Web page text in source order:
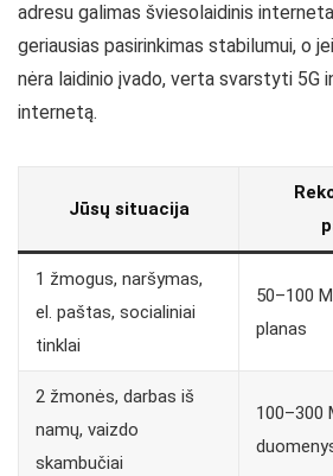
adresu galimas šviesolaidinis
geriausias pasirinkimas stabilumui, o
nėra laidinio įvado, verta svarstyti 5G
internetą.
Jūsų situacija
1 žmogus, naršymas,
el. paštas, socialiniai
tinklai
50–100
planas
2 žmonės, darbas iš
namų, vaizdo
skambučiai
100–300